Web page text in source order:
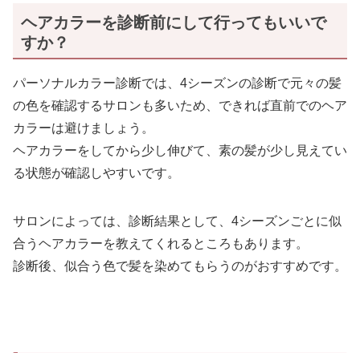
ヘアカラーを診断前にして行ってもいいで
すか？
パーソナルカラー診断では、4シーズンの診断で元々の髪
の色を確認するサロンも多いため、できれば直前でのヘア
カラーは避けましょう。
ヘアカラーをしてから少し伸びて、素の髪が少し見えてい
る状態が確認しやすいです。
サロンによっては、診断結果として、4シーズンごとに似
合うヘアカラーを教えてくれるところもあります。
診断後、似合う色で髪を染めてもらうのがおすすめです。